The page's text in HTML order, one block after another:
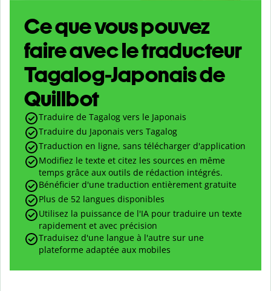
Ce que vous pouvez
faire avec le traducteur
Tagalog-Japonais de
Quillbot
Traduire de Tagalog vers le Japonais
Traduire du Japonais vers Tagalog
Traduction en ligne, sans télécharger d'application
Modifiez le texte et citez les sources en même
temps grâce aux outils de rédaction intégrés.
Bénéficier d'une traduction entièrement gratuite
Plus de 52 langues disponibles
Utilisez la puissance de l'IA pour traduire un texte
rapidement et avec précision
Traduisez d'une langue à l'autre sur une
plateforme adaptée aux mobiles